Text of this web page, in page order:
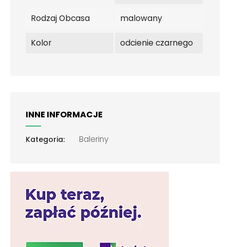
Rodzaj Obcasa malowany
Kolor odcienie czarnego
INNE INFORMACJE
Kategoria: Baleriny